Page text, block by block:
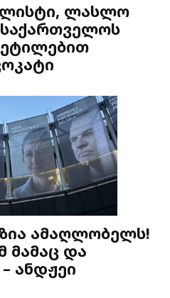
ლასლო
ამაღლობელს!
მამაც და
ანდჟეი